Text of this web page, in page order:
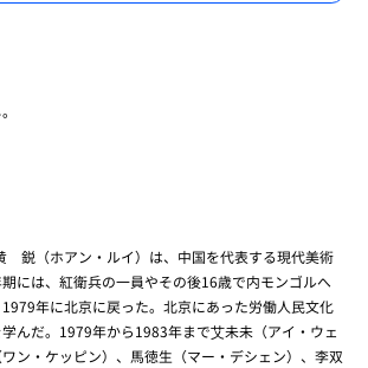
鋭（ホアン・ルイ）は、中国を代表する現代美術
には、紅衛兵の一員やその後16歳で内モンゴルへ
年に北京に戻った。北京にあった労働人民文化
んだ。1979年から1983年まで艾未未（アイ・ウェ
ン・ケッピン）、馬徳生（マー・デシェン）、李双